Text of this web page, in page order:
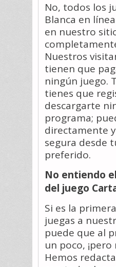
No, todos los
Blanca en
en nuestro
Nuestros
tienen que
ningún juego.
tienes que
descargarte
programa;
directamente
segura desde
preferido.
No entiendo
del juego
Si es la
juegas a
puede que al
un poco,
Hemos